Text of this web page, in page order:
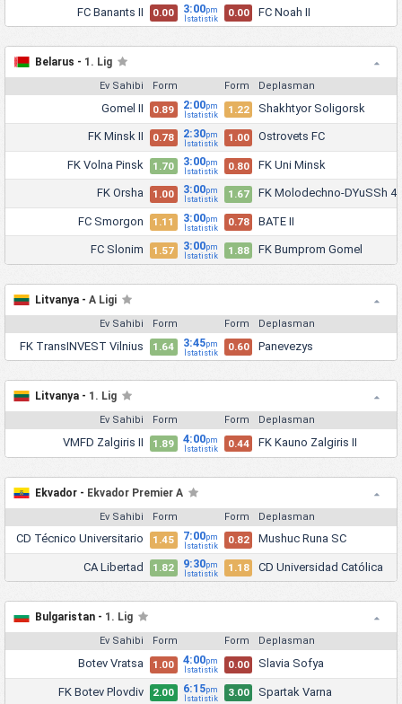
FC Banants II 0.00 3:00pm
İstatistik
0.00 FC Noah II
Belarus - 1. Lig
Ev Sahibi Form Form Deplasman
Gomel II 0.89 2:00pm
İstatistik
1.22 Shakhtyor Soligorsk
FK Minsk II 0.78 2:30pm
İstatistik
1.00 Ostrovets FC
FK Volna Pinsk 1.70 3:00pm
İstatistik
0.80 FK Uni Minsk
FK Orsha 1.00 3:00pm
İstatistik
1.67 FK Molodechno-DYuSSh 4
FC Smorgon 1.11 3:00pm
İstatistik
0.78 BATE II
FC Slonim 1.57 3:00pm
İstatistik
1.88 FK Bumprom Gomel
Litvanya - A Ligi
Ev Sahibi Form Form Deplasman
FK TransINVEST Vilnius 1.64 3:45pm
İstatistik
0.60 Panevezys
Litvanya - 1. Lig
Ev Sahibi Form Form Deplasman
VMFD Zalgiris II 1.89 4:00pm
İstatistik
0.44 FK Kauno Zalgiris II
Ekvador - Ekvador Premier A
Ev Sahibi Form Form Deplasman
CD Técnico Universitario 1.45 7:00pm
İstatistik
0.82 Mushuc Runa SC
CA Libertad 1.82 9:30pm
İstatistik
1.18 CD Universidad Católica
Bulgaristan - 1. Lig
Ev Sahibi Form Form Deplasman
Botev Vratsa 1.00 4:00pm
İstatistik
0.00 Slavia Sofya
FK Botev Plovdiv 2.00 6:15pm
İstatistik
3.00 Spartak Varna